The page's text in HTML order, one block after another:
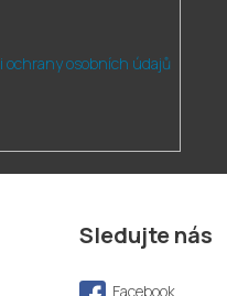
ochrany osobních údajů
Sledujte nás
Facebook